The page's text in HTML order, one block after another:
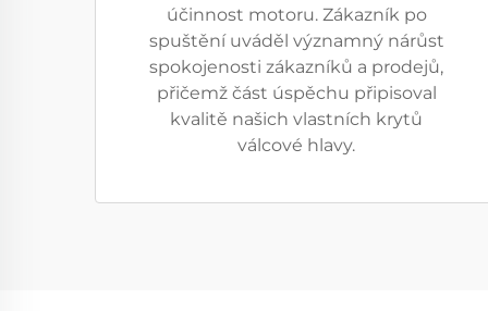
účinnost motoru. Zákazník po
spuštění uváděl významný nárůst
spokojenosti zákazníků a prodejů,
přičemž část úspěchu připisoval
kvalitě našich vlastních krytů
válcové hlavy.